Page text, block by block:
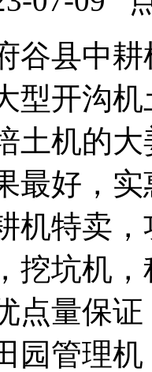
县中耕
型开沟
土机的
最好，
机特卖
挖坑机
点量保
园管理